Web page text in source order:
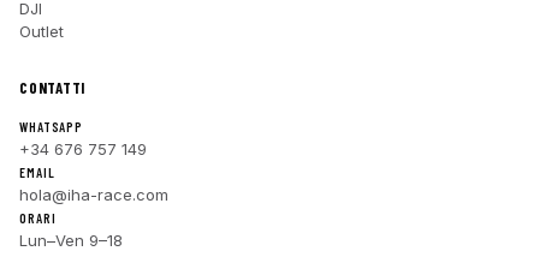
DJI
Outlet
CONTATTI
WHATSAPP
+34 676 757 149
EMAIL
hola@iha-race.com
ORARI
Lun–Ven 9–18